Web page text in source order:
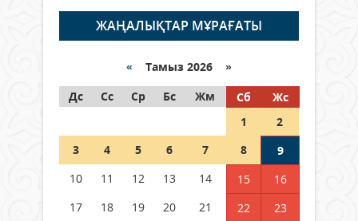
06 тамыз 2026 ж. 270
граждане Казахстана,
05 тамыз 2026 ж. 152
Шетелде жүрген Қазақстан
азаматтары қалай дауыс бере
ЖАҢАЛЫҚТАР МҰРАҒАТЫ
« Тамыз 2026 »
Дс
Сс Ср Бс Жм Сб
Жс
1
2
3
4 5 6 7 8
9
10
11 12 13 14 15
16
17
18 19 20 21 22
23